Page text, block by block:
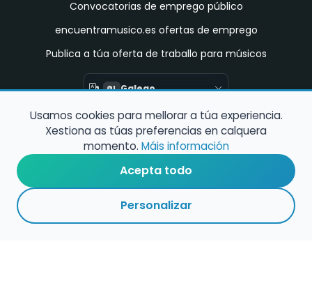
Convocatorias de emprego público
encuentramusico.es ofertas de emprego
Publica a túa oferta de traballo para músicos
GL Galego
Encuentra Músico
Buscador de músicos
Busca pianista acompañante
Usamos cookies para mellorar a túa experiencia.
Xestiona as túas preferencias en calquera
momento. Máis información
Acepta todo
Personalizar